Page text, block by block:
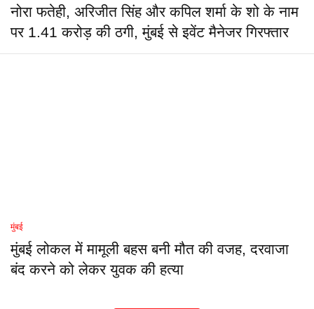
नोरा फतेही, अरिजीत सिंह और कपिल शर्मा के शो के नाम
पर 1.41 करोड़ की ठगी, मुंबई से इवेंट मैनेजर गिरफ्तार
मुंबई
मुंबई लोकल में मामूली बहस बनी मौत की वजह, दरवाजा
बंद करने को लेकर युवक की हत्या